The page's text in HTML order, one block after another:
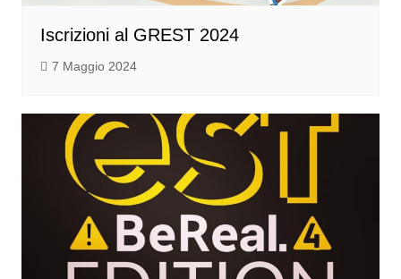
Iscrizioni al GREST 2024
7 Maggio 2024